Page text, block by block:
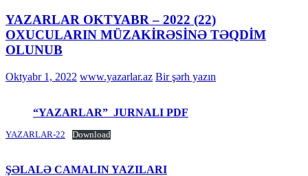
YAZARLAR OKTYABR – 2022 (22)
OXUCULARIN MÜZAKİRƏSİNƏ TƏQDİM
OLUNUB
Oktyabr 1, 2022 www.yazarlar.az Bir şərh yazın
“YAZARLAR” JURNALI PDF
YAZARLAR-22 Download
ŞƏLALƏ CAMALIN YAZILARI